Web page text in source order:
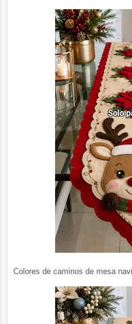
Colores de caminos de mesa